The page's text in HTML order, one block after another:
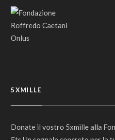
5XMILLE
Donate il vostro 5xmille alla